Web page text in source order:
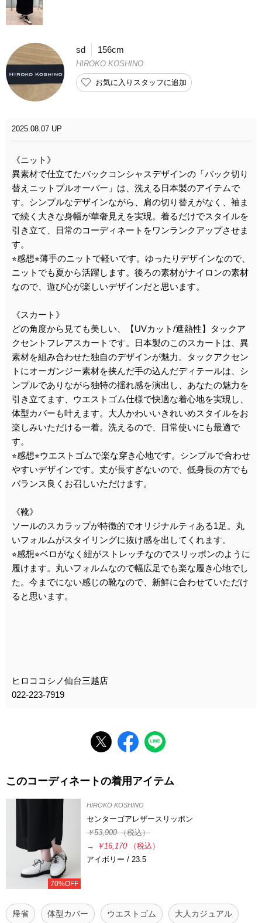
sd 156cm
HIROKO KOSHINO
お気に入りスタッフに追加
2025.08.07 UP
《ニット》
異素材で仕立てたバックコンシャスデザインの「バック切り
替えニットプルオーバー」は、洗える日本製のアイテムで
す。シンプルなデザインながら、肩の切り替えがなく、袖ま
で続く大きな身幅が華奢見えを実現。着るだけでスタイルを
引き立て、日常のコーディネートをワンランクアップさせま
す。
⭐︎感想⭐︎薄手のニットで軽いです。ゆったりデザインなので、
ニットでも夏から活躍します。後ろの素材がナイロンの素材
なので、遊び心が楽しいデザインだと思います。
《スカート》
どの角度から見ても美しい、【UVカット/遮熱性】タックア
クセントフレアスカートです。日本製のこのスカートは、異
素材を組み合わせた独自のデザインが魅力。タックアクセン
トにオーガンジー素材を挟んだ手の込んだディテールは、シ
ンプルでありながら独特の揺れ感を演出し、あなたの魅力を
引き立てます、ウエストゴム仕様で快適な着心地を実現し、
体型カバーも叶えます。大人かわいいきれいめスタイルをお
楽しみいただける一着。洗えるので、日常使いにも最適で
す。
⭐︎感想⭐︎ウエストゴムで楽な穿き心地です。シンプルで合わせ
やすいデザインです。丈が長すぎないので、低身長の方でも
バランス良くお召しいただけます。
《靴》
ソールのスカラップが特徴的でオリジナルティある1足。丸
いフォルムがスタイリングに抜け感を出してくれます。
⭐︎感想⭐︎ベロがなく紐がストレッチなのでスリッポンのように
履けます。丸いフォルムなので幅広足でも楽な履き心地でし
た。今までにない感じの靴なので、新鮮に合わせていただけ
ると思います。
ヒロココシノ仙台三越店
022-223-7919
このコーディネートの着用アイテム
70%OFF
HIROKO KOSHINO
センターゴアレザースリッポン
￥53,900（税込）
→
￥16,170
（税込）
アイボリー / 23.5
帰省 体型カバー ウエストゴム 大人カジュアル